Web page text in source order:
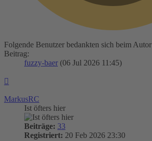
Folgende Benutzer bedankten sich beim Autor
Beitrag:
fuzzy-baer (06 Jul 2026 11:45)
MarkusRC
Ist öfters hier
Beiträge: 33
Registriert: 20 Feb 2026 23:30